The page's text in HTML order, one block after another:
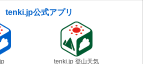
tenki.jp公式アプリ
tenki.jp 登山天気